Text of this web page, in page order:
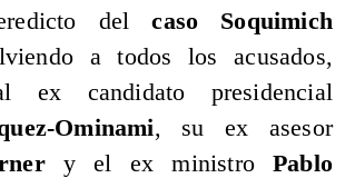
delcaso Soquimich
a todos los acusados,
ex candidato presidencial
Ominami, su ex asesor
y el ex ministroPablo